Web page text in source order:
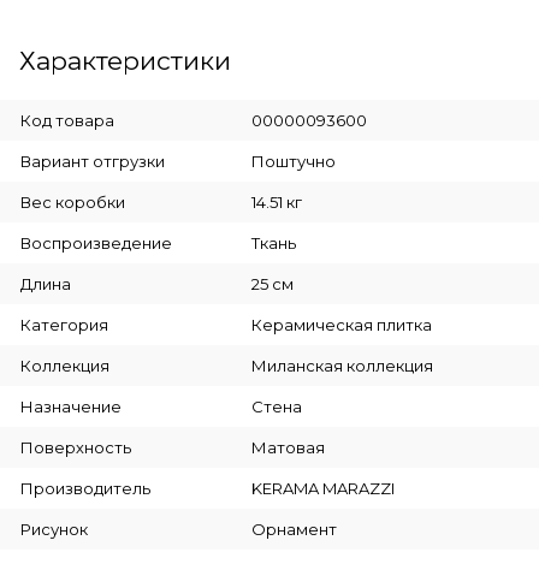
Характеристики
Код товара 00000093600
Вариант отгрузки Поштучно
Вес коробки 14.51 кг
Воспроизведение Ткань
Длина 25 см
Категория Керамическая плитка
Коллекция Миланская коллекция
Назначение Стена
Поверхность Матовая
Производитель KERAMA MARAZZI
Рисунок Орнамент